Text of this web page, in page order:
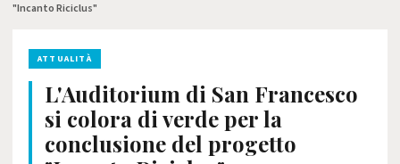
"Incanto Riciclus"
ATTUALITÀ
L'Auditorium di San Francesco
si colora di verde per la
conclusione del progetto